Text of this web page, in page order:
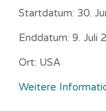
Startdatum: 30.
Enddatum: 9. Juli
Ort: USA
Weitere